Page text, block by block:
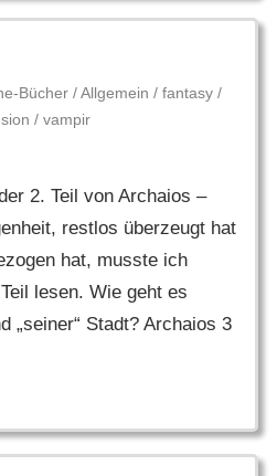
Bücher /Allgemein / fantasy /
/ vampir
2. Teil von Archaios –
restlos überzeugt hat
hat, musste ich
lesen. Wie geht es
„seiner“ Stadt? Archaios 3